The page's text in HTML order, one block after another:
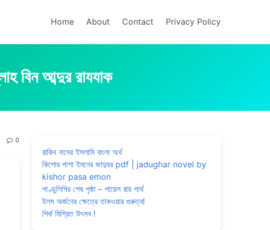
Home About Contact Privacy Policy
বিন আব্দুর রাযযাক
0
রাকিব নামের ইসলামি বাংলা অর্থ
কিশোর পাশা ইমনের জাদুঘর pdf | jadughar novel by
kishor pasa emon
পাণ্ডুলিপির শেষ পৃষ্ঠা – পায়েল রায় পার্থ
ইলম অর্জনের ক্ষেত্রে তাকওয়ার গুরুত্ব!
শির্ক মিশ্রিত উৎসব !